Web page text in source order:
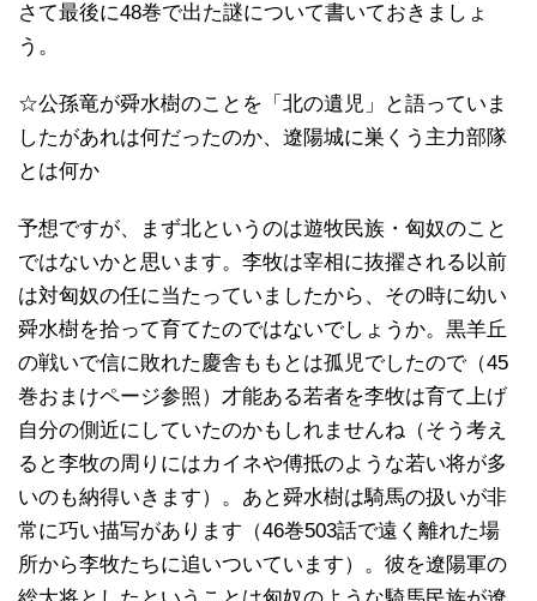
さて最後に48巻で出た謎について書いておきましょ
う。
☆公孫竜が舜水樹のことを「北の遺児」と語っていま
したがあれは何だったのか、遼陽城に巣くう主力部隊
とは何か
予想ですが、まず北というのは遊牧民族・匈奴のこと
ではないかと思います。李牧は宰相に抜擢される以前
は対匈奴の任に当たっていましたから、その時に幼い
舜水樹を拾って育てたのではないでしょうか。黒羊丘
の戦いで信に敗れた慶舎ももとは孤児でしたので（45
巻おまけページ参照）才能ある若者を李牧は育て上げ
自分の側近にしていたのかもしれませんね（そう考え
ると李牧の周りにはカイネや傅抵のような若い将が多
いのも納得いきます）。あと舜水樹は騎馬の扱いが非
常に巧い描写があります（46巻503話で遠く離れた場
所から李牧たちに追いついています）。彼を遼陽軍の